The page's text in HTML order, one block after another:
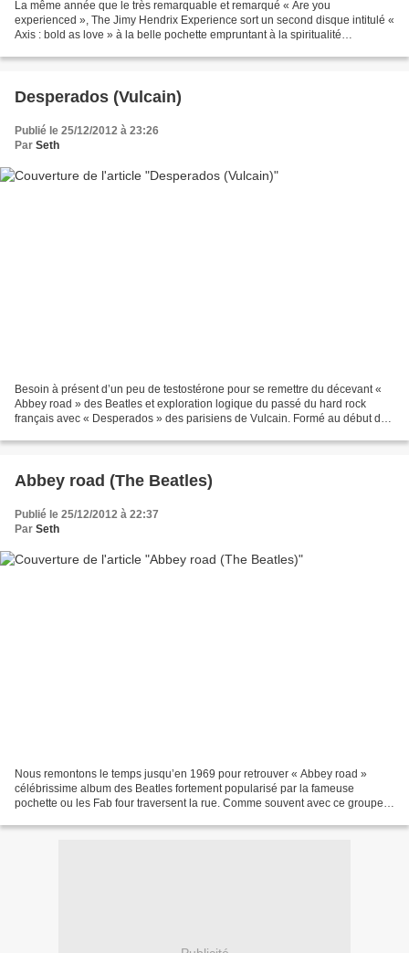
La même année que le très remarquable et remarqué « Are you
experienced », The Jimy Hendrix Experience sort un second disque intitulé «
Axis : bold as love » à la belle pochette empruntant à la spiritualité
Desperados (Vulcain)
Publié le 25/12/2012 à 23:26
Par Seth
Besoin à présent d’un peu de testostérone pour se remettre du décevant «
Abbey road » des Beatles et exploration logique du passé du hard rock
français avec « Desperados » des parisiens de Vulcain. Formé au début des
Abbey road (The Beatles)
Publié le 25/12/2012 à 22:37
Par Seth
Nous remontons le temps jusqu’en 1969 pour retrouver « Abbey road »
célébrissime album des Beatles fortement popularisé par la fameuse
pochette ou les Fab four traversent la rue. Comme souvent avec ce groupe